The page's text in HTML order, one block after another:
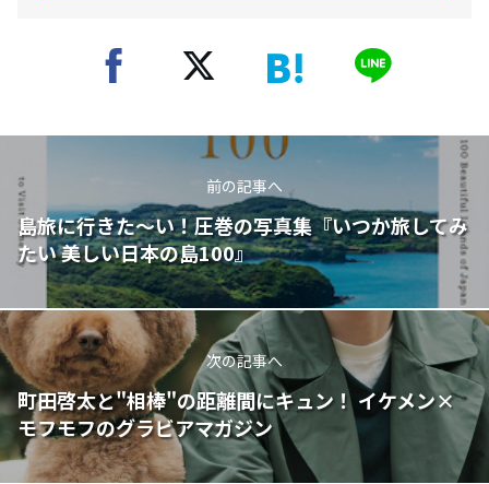
前の記事へ
島旅に行きた～い！圧巻の写真集『いつか旅してみ
たい 美しい日本の島100』
次の記事へ
町田啓太と"相棒"の距離間にキュン！ イケメン×
モフモフのグラビアマガジン